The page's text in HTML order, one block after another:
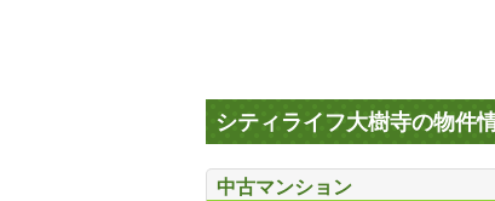
シティライフ大樹寺の物件
中古マンション